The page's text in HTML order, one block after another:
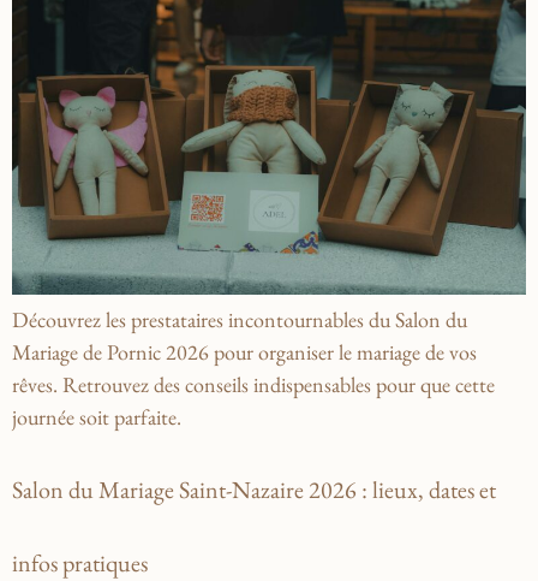
Découvrez les prestataires incontournables du Salon du
Mariage de Pornic 2026 pour organiser le mariage de vos
rêves. Retrouvez des conseils indispensables pour que cette
journée soit parfaite.
Salon du Mariage Saint-Nazaire 2026 : lieux, dates et
infos pratiques